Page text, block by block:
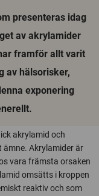
presenteras idag
av akrylamider
framför allt varit
av hälsorisker,
exponering
akrylamid och
ämne. Akrylamider är
vara främsta orsaken
omsätts i kroppen
reaktiv och som